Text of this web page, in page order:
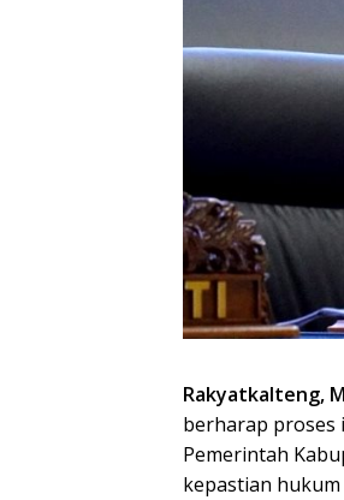
Rakyatkalteng,
berharap proses
Pemerintah
kepastian